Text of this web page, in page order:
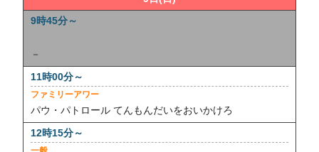
－
ファミリーアワー
パウ・パトロール てんもんだいをおいかけろ